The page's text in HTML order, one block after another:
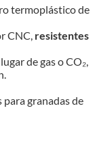
termoplástico de
CNC, resistentes
de gas o CO₂,
granadas de